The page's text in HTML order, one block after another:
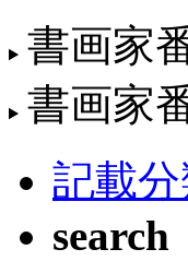
書画家
書画家
記載
search